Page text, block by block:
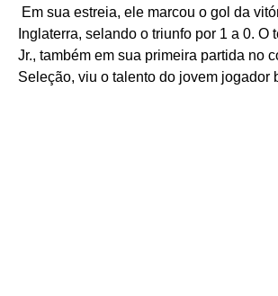
Em sua estreia, ele marcou o gol da
Inglaterra, selando o triunfo por 1 a 0. O
Jr., também em sua primeira partida no
Seleção, viu o talento do jovem jogador